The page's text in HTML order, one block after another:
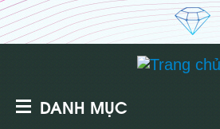
DANH MỤC